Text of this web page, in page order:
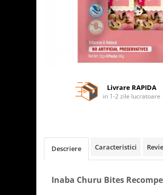
Livrare RAPIDA
in 1-2 zile lucratoare
Descriere Caracteristici
Inaba Churu Bites